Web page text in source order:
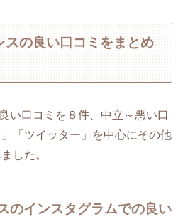
の良い口コミをまとめ
い口コミを８件、中立～悪い口
「ツイッター」を中心にその他
した。
のインスタグラムでの良い